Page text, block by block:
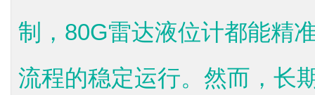
制，80G雷达液位计都能精
流程的稳定运行。然而，长